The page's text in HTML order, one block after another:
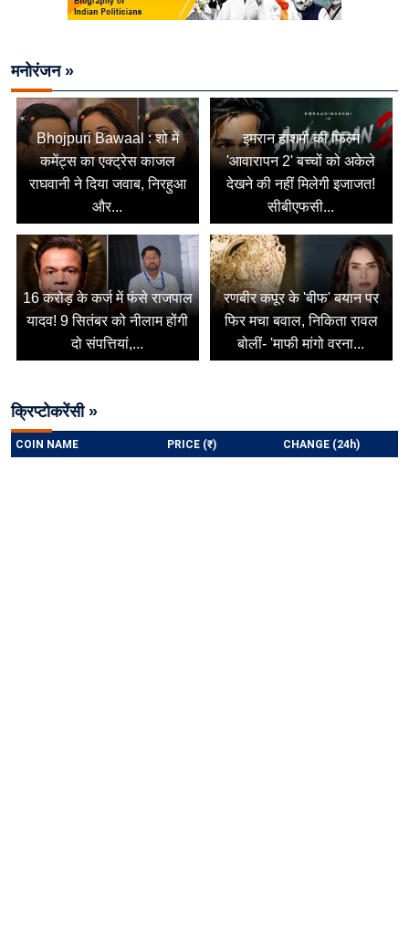
मनोरंजन »
Bhojpuri Bawaal : शो में
कमेंट्स का एक्ट्रेस काजल
राघवानी ने दिया जवाब, निरहुआ
और...
इमरान हाशमी की फिल्म
'आवारापन 2' बच्चों को अकेले
देखने की नहीं मिलेगी इजाजत!
सीबीएफसी...
16 करोड़ के कर्ज में फंसे राजपाल
यादव! 9 सितंबर को नीलाम होंगी
दो संपत्तियां,...
रणबीर कपूर के 'बीफ' बयान पर
फिर मचा बवाल, निकिता रावल
बोलीं- 'माफी मांगो वरना...
क्रिप्टोकरेंसी »